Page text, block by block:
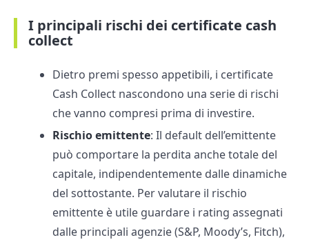
I principali rischi dei certificate cash
collect
Dietro premi spesso appetibili, i certificate
Cash Collect nascondono una serie di rischi
che vanno compresi prima di investire.
Rischio emittente: Il default dell’emittente
può comportare la perdita anche totale del
capitale, indipendentemente dalle dinamiche
del sottostante. Per valutare il rischio
emittente è utile guardare i rating assegnati
dalle principali agenzie (S&P, Moody’s, Fitch),